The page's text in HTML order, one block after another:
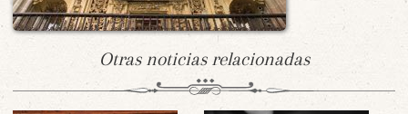
Otras noticias relacionadas